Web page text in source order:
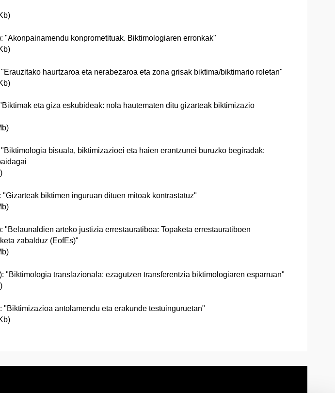
"Akonpainamendu konprometituak. Biktimologiaren erronkak"
"Erauzitako haurtzaroa eta nerabezaroa eta zona grisak biktima/biktimario roletan"
eta giza eskubideak: nola hautematen ditu gizarteak biktimizazio
bisuala, biktimizazioei eta haien erantzunei buruzko begiradak:
"Gizarteak biktimen inguruan dituen mitoak kontrastatuz"
"Belaunaldien arteko justizia errestauratiboa: Topaketa errestauratiboen
zabalduz (EofEs)"
"Biktimologia translazionala: ezagutzen transferentzia biktimologiaren esparruan"
"Biktimizazioa antolamendu eta erakunde testuinguruetan"